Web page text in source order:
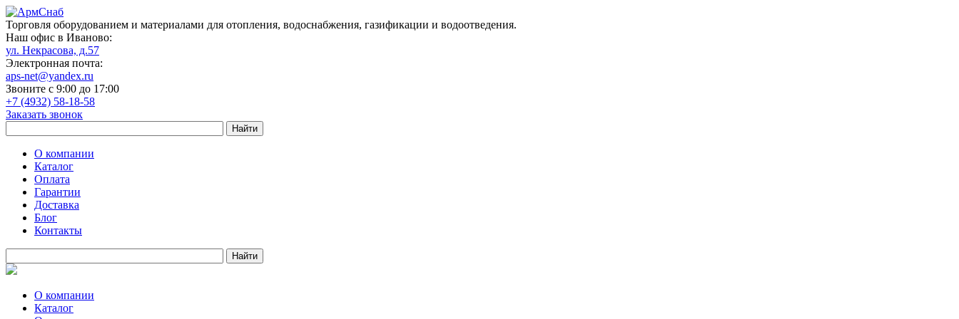
Торговля оборудованием и материалами для отопления, водоснабжения, газификации и водоотведения.
Наш офис в Иваново:
ул. Некрасова, д.57
Электронная почта:
aps-net@yandex.ru
Звоните с 9:00 до 17:00
+7 (4932) 58-18-58
Заказать звонок
О компании
Каталог
Оплата
Гарантии
Доставка
Блог
Контакты
О компании
Каталог